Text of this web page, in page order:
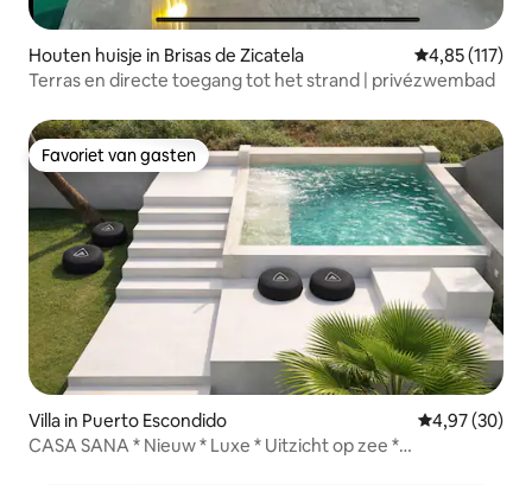
Houten huisje in Brisas de Zicatela Gemiddelde
4,85 (117)
Terras en directe toegang tot het strand | privézwembad
Favoriet van gasten
Favoriet van gasten
Villa in Puerto Escondido Gemiddelde
4,97 (30)
CASA SANA * Nieuw * Luxe * Uitzicht op zee *